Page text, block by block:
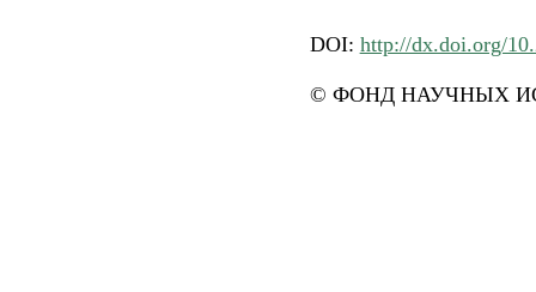
DOI: http://dx.doi.org/
© ФОНД НАУЧНЫХ